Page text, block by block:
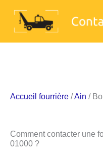
Accueil fourrière /Ain /
Comment contacter une
01000 ?